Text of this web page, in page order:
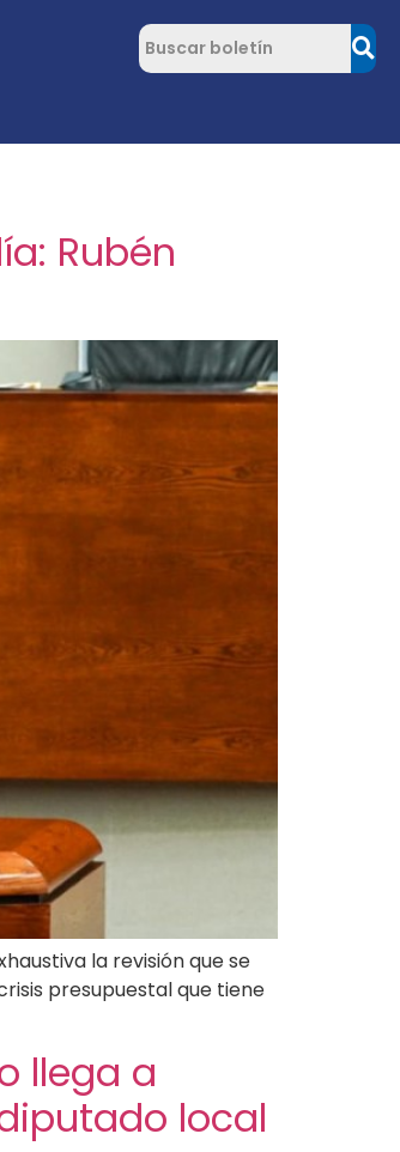
Rubén
la revisión que se
presupuestal que tiene
llega a
local